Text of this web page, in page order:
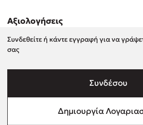
Teo Benedetti
Τζένη Κουτσοδημητροπούλου
Emily Henry
Αξιολογήσεις
Συνδεθείτε ή κάντε εγγραφή για να
σας
Συνδέσου
Δημιουργία